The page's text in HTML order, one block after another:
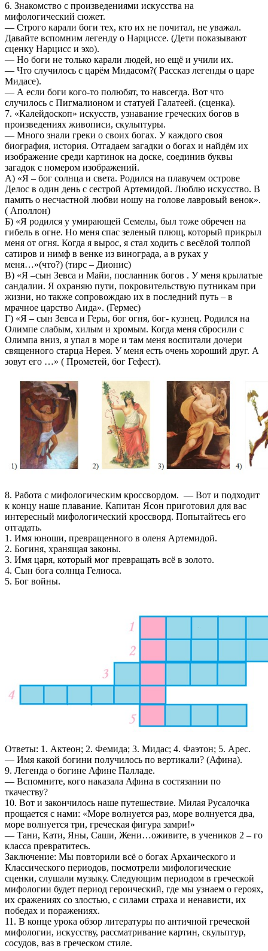
6. Знакомство с произведениями искусства на
мифологический сюжет.
— Строго карали боги тех, кто их не почитал, не уважал.
Давайте вспомним легенду о Нарциссе. (Дети показывают
сценку Нарцисс и эхо).
— Но боги не только карали людей, но ещё и учили их.
— Что случилось с царём Мидасом?( Рассказ легенды о царе
Мидасе).
— А если боги кого-то полюбят, то навсегда. Вот что
случилось с Пигмалионом и статуей Галатеей. (сценка).
7. «Калейдоскоп» искусств, узнавание греческих богов в
произведениях живописи, скульптуры.
— Много знали греки о своих богах. У каждого своя
биография, история. Отгадаем загадки о богах и найдём их
изображение среди картинок на доске, соединив буквы
загадок с номером изображений.
А) «Я – бог солнца и света. Родился на плавучем острове
Делос в один день с сестрой Артемидой. Люблю искусство. В
память о несчастной любви ношу на голове лавровый венок».
( Аполлон)
Б) «Я родился у умирающей Семелы, был тоже обречен на
гибель в огне. Но меня спас зеленый плющ, который прикрыл
меня от огня. Когда я вырос, я стал ходить с весёлой толпой
сатиров и нимф в венке из винограда, а в руках у
меня…»(что?) (тирс – Дионис)
В) «Я –сын Зевса и Майи, посланник богов . У меня крылатые
сандалии. Я охраняю пути, покровительствую путникам при
жизни, но также сопровождаю их в последний путь – в
мрачное царство Аида». (Гермес)
Г) «Я – сын Зевса и Геры, бог огня, бог- кузнец. Родился на
Олимпе слабым, хилым и хромым. Когда меня сбросили с
Олимпа вниз, я упал в море и там меня воспитали дочери
священного старца Нерея. У меня есть очень хороший друг. А
зовут его …» ( Прометей, бог Гефест).
8. Работа с мифологическим кроссвордом. — Вот и подходит
к концу наше плавание. Капитан Ясон приготовил для вас
интересный мифологический кроссворд. Попытайтесь его
отгадать.
1. Имя юноши, превращенного в оленя Артемидой.
2. Богиня, хранящая законы.
3. Имя царя, который мог превращать всё в золото.
4. Сын бога солнца Гелиоса.
5. Бог войны.
Ответы: 1. Актеон; 2. Фемида; 3. Мидас; 4. Фаэтон; 5. Арес.
— Имя какой богини получилось по вертикали? (Афина).
9. Легенда о богине Афине Палладе.
— Вспомните, кого наказала Афина в состязании по
ткачеству?
10. Вот и закончилось наше путешествие. Милая Русалочка
прощается с нами: «Море волнуется раз, море волнуется два,
море волнуется три, греческая фигура замри!»
— Тани, Кати, Яны, Саши, Жени…оживите, в учеников 2 – го
класса превратитесь.
Заключение: Мы повторили всё о богах Архаического и
Классического периодов, посмотрели мифологические
сценки, слушали музыку. Следующим периодом в греческой
мифологии будет период героический, где мы узнаем о героях,
их сражениях со злостью, с силами страха и ненависти, их
победах и поражениях.
11. В конце урока обзор литературы по античной греческой
мифологии, искусству, рассматривание картин, скульптур,
сосудов, ваз в греческом стиле.